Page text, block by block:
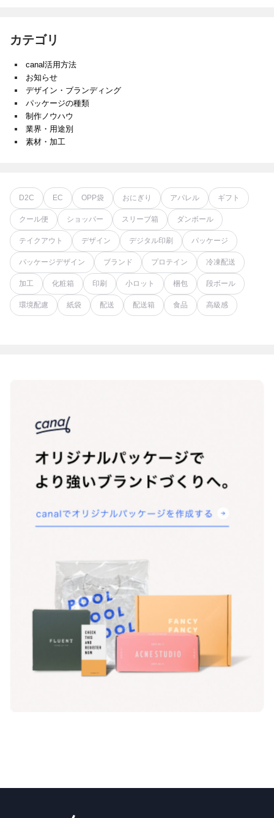
カテゴリ
canal活用方法
お知らせ
デザイン・ブランディング
パッケージの種類
制作ノウハウ
業界・用途別
素材・加工
D2C EC OPP袋 おにぎり アパレル ギフト
クール便 ショッパー スリーブ箱 ダンボール
テイクアウト デザイン デジタル印刷 パッケージ
パッケージデザイン ブランド プロテイン 冷凍配送
加工 化粧箱 印刷 小ロット 梱包 段ボール
環境配慮 紙袋 配送 配送箱 食品 高級感